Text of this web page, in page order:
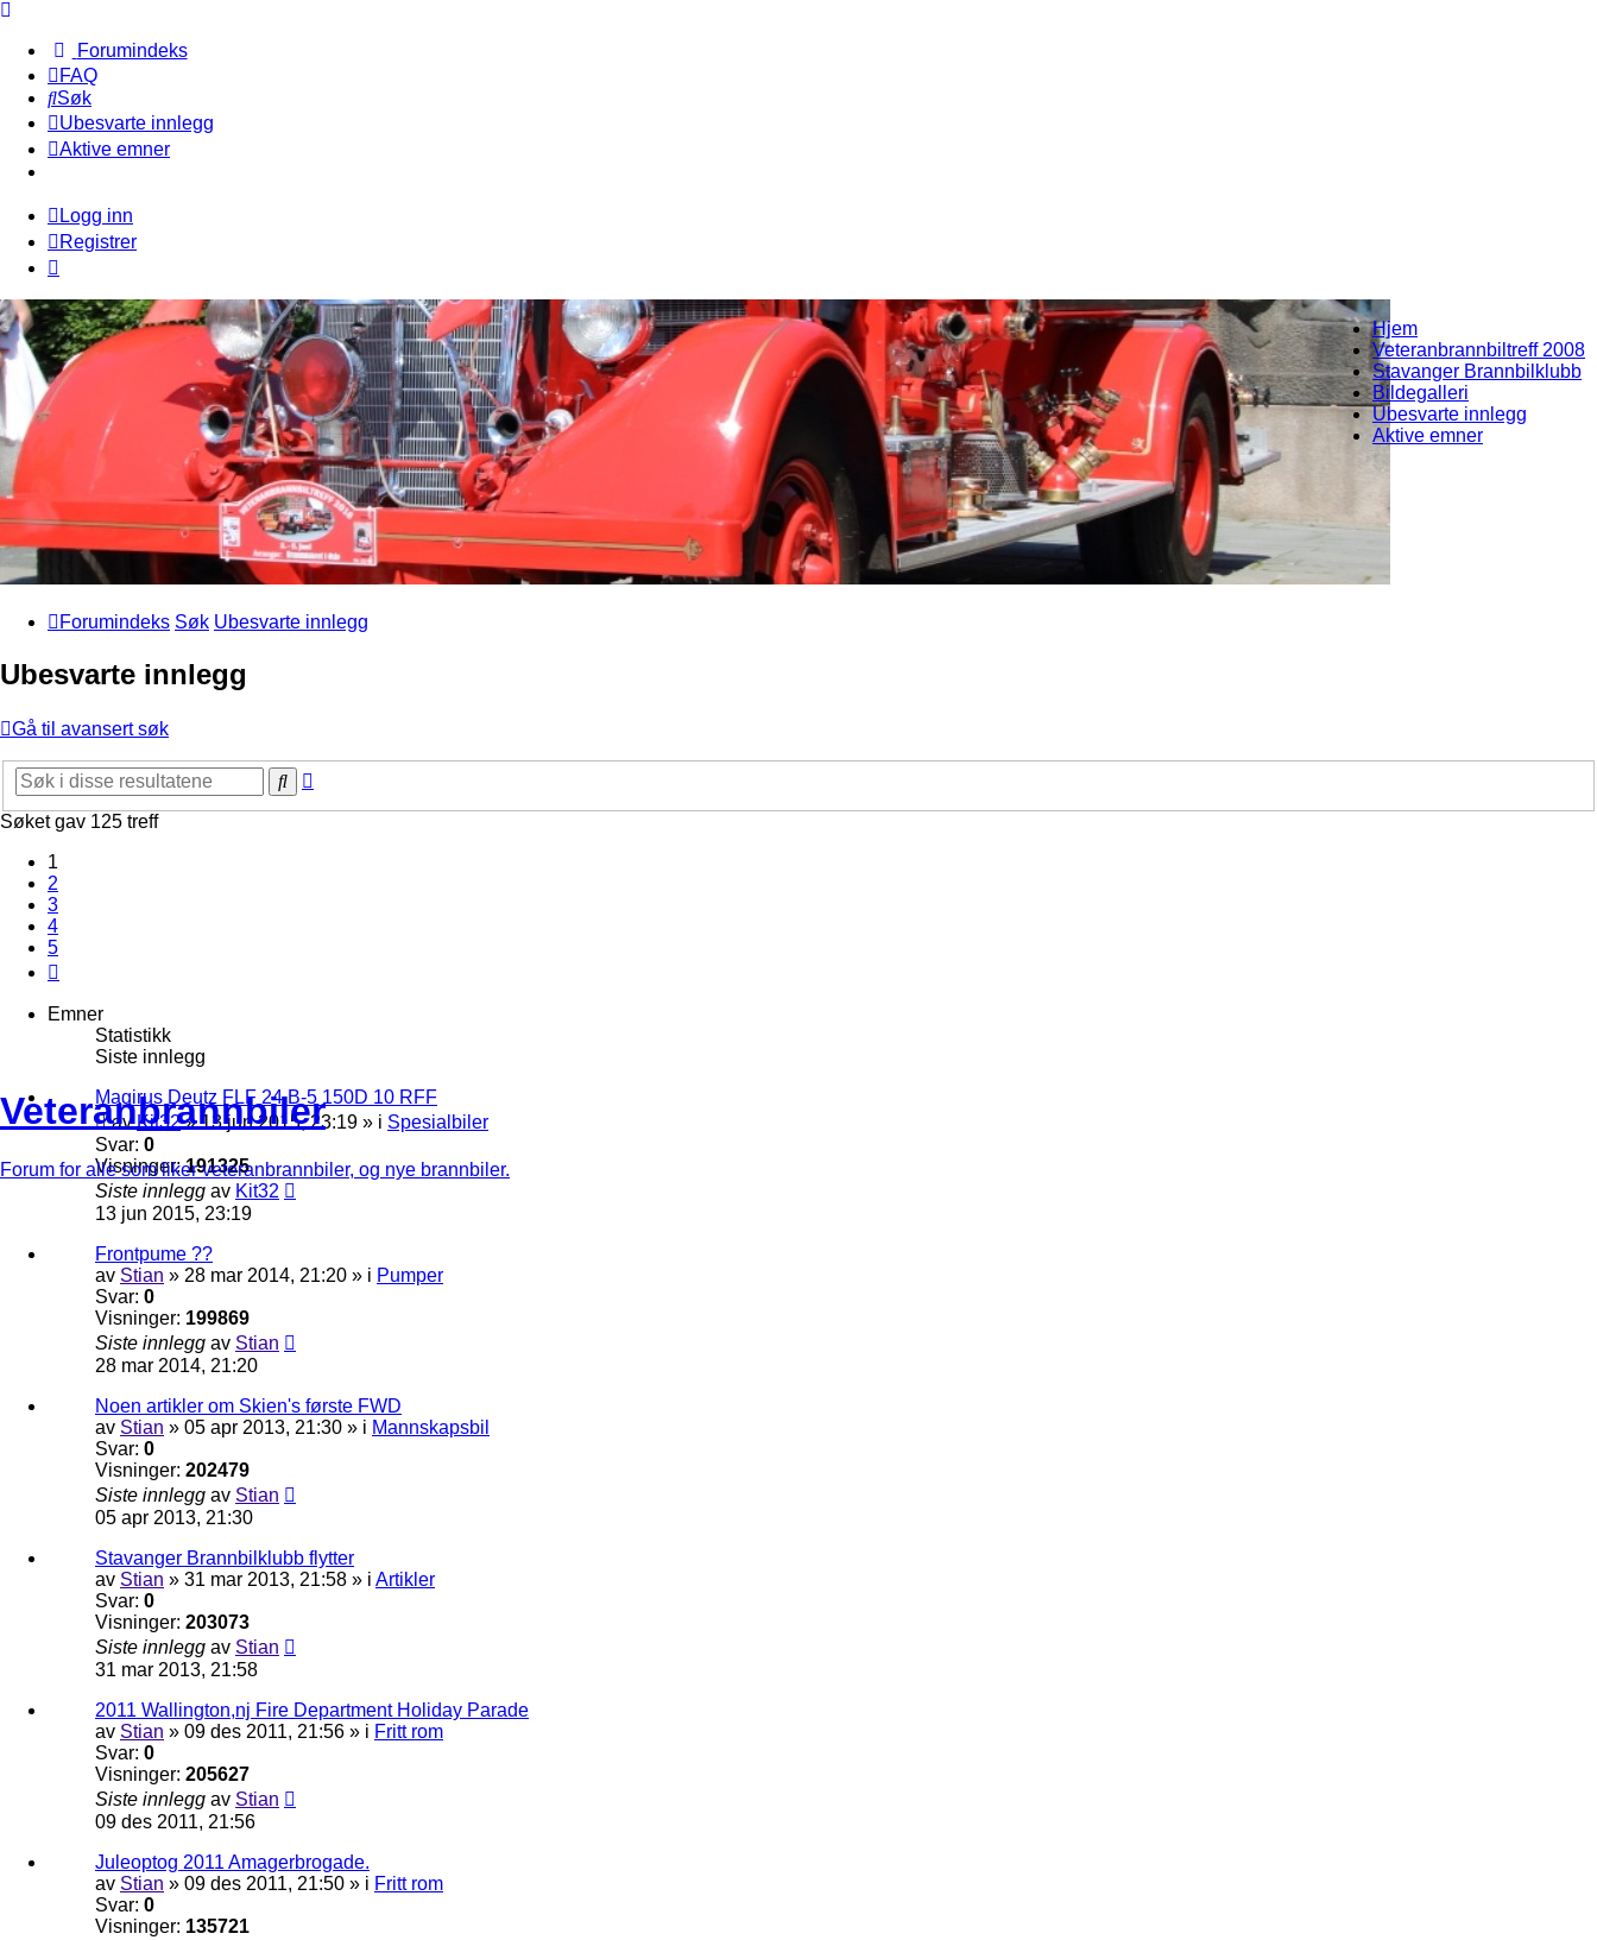
Forumindeks
FAQ
Søk
Ubesvarte innlegg
Aktive emner
Logg inn
Registrer
Hjem
Veteranbrannbiltreff 2008
Stavanger Brannbilklubb
Bildegalleri
Ubesvarte innlegg
Aktive emner
Veteranbrannbiler
Forum for alle som liker veteranbrannbiler, og nye brannbiler.
Forumindeks Søk Ubesvarte innlegg
Ubesvarte innlegg
Gå til avansert søk
Søk
Søket gav 125 treff
1
2
3
4
5
Emner
Statistikk
Siste innlegg
Magirus Deutz FLF 24 B-5 150D 10 RFF
avKit32»13 jun 2015, 23:19 » i Spesialbiler
Svar: 0
Visninger:191325
Siste innlegg av Kit32
13 jun 2015, 23:19
Frontpume ??
av Stian » 28 mar 2014, 21:20 » i Pumper
Svar: 0
Visninger: 199869
Siste innlegg av Stian
28 mar 2014, 21:20
Noen artikler om Skien's første FWD
av Stian » 05 apr 2013, 21:30 » i Mannskapsbil
Svar: 0
Visninger: 202479
Siste innlegg av Stian
05 apr 2013, 21:30
Stavanger Brannbilklubb flytter
av Stian » 31 mar 2013, 21:58 » i Artikler
Svar: 0
Visninger: 203073
Siste innlegg av Stian
31 mar 2013, 21:58
2011 Wallington,nj Fire Department Holiday Parade
av Stian » 09 des 2011, 21:56 » i Fritt rom
Svar: 0
Visninger: 205627
Siste innlegg av Stian
09 des 2011, 21:56
Juleoptog 2011 Amagerbrogade.
av Stian » 09 des 2011, 21:50 » i Fritt rom
Svar: 0
Visninger: 135721